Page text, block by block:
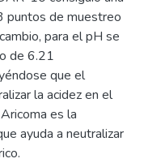
puntos de muestreo
para el pH se
de 6.21
que el
la acidez en el
es la
ayuda a neutralizar